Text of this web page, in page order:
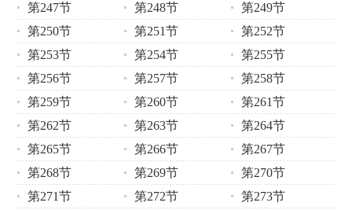
第247节
第248节
第249节
第250节
第251节
第252节
第253节
第254节
第255节
第256节
第257节
第258节
第259节
第260节
第261节
第262节
第263节
第264节
第265节
第266节
第267节
第268节
第269节
第270节
第271节
第272节
第273节